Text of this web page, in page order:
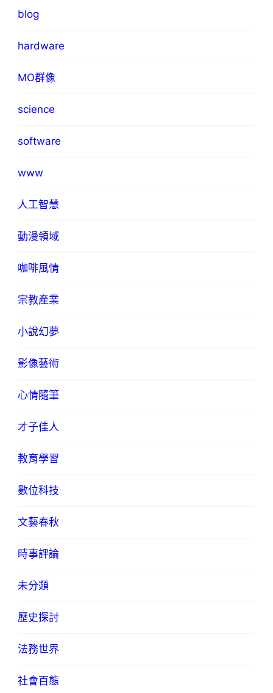
blog
hardware
MO群像
science
software
www
人工智慧
動漫領域
咖啡風情
宗教產業
小說幻夢
影像藝術
心情隨筆
才子佳人
教育學習
數位科技
文藝春秋
時事評論
未分類
歷史探討
法務世界
社會百態